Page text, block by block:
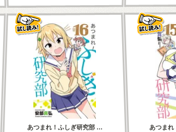
あつまれ！ふしぎ研究部 … あつま